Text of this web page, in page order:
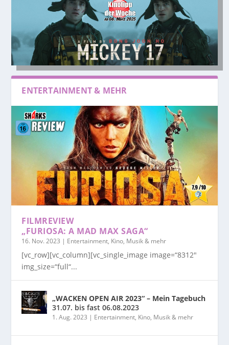
ENTERTAINMENT & MEHR
FILMREVIEW
„FURIOSA: A MAD MAX SAGA“
16. Nov. 2023 | Entertainment, Kino, Musik & mehr
[vc_row][vc_column][vc_single_image image=“8312″
img_size=“full“...
„WACKEN OPEN AIR 2023“ – Mein Tagebuch
31.07. bis fast 06.08.2023
1. Aug. 2023 | Entertainment, Kino, Musik & mehr